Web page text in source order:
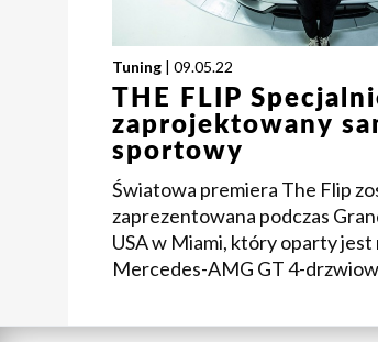
Tuning | 09.05.22
THE FLIP
zaprojektowany
sportowy
Światowa premiera The Flip
zaprezentowana podczas
USA w Miami, który oparty jest
Mercedes-AMG GT 4-